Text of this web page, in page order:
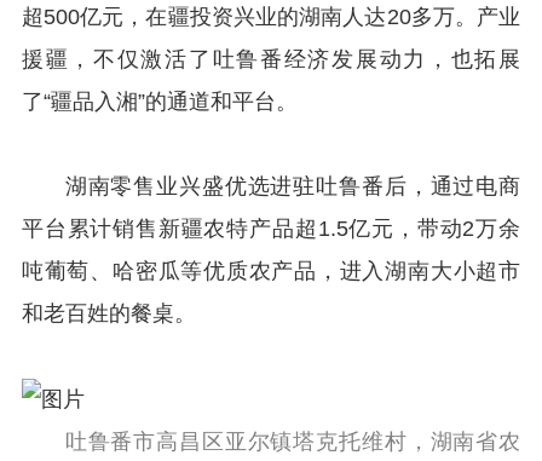
超500亿元，在疆投资兴业的湖南人达20多万。产业
援疆，不仅激活了吐鲁番经济发展动力，也拓展
了“疆品入湘”的通道和平台。
湖南零售业兴盛优选进驻吐鲁番后，通过电商
平台累计销售新疆农特产品超1.5亿元，带动2万余
吨葡萄、哈密瓜等优质农产品，进入湖南大小超市
和老百姓的餐桌。
吐鲁番市高昌区亚尔镇塔克托维村，湖南省农